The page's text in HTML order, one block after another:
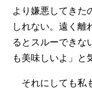
より嫌悪してきた
しれない。遠く離
るとスルーできな
も美味しいよ」と
それにしても私